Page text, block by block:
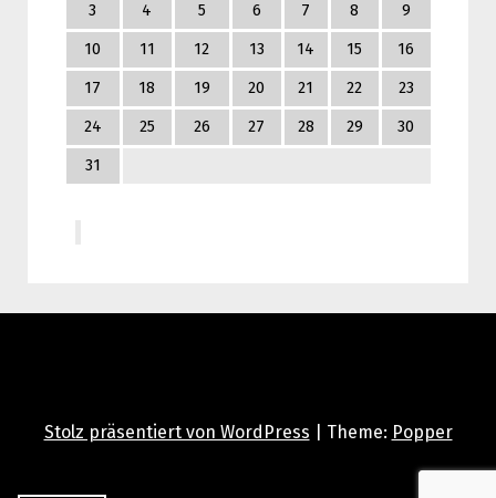
3 4 5 6 7 8 9
10 11 12 13 14 15 16
17 18 19 20 21 22 23
24 25 26 27 28 29 30
31
Stolz präsentiert von WordPress Theme: Popper